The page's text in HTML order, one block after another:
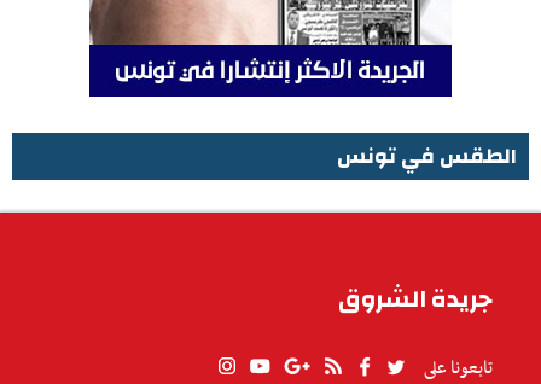
الطقس في تونس
جريدة الشروق
تابعونا على